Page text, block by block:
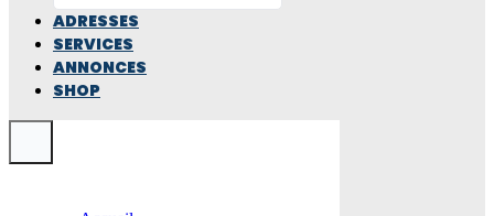
ADRESSES
SERVICES
ANNONCES
SHOP